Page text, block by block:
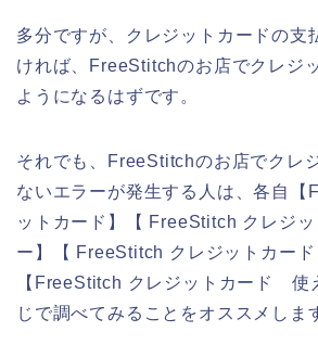
多分ですが、クレジットカードの支
ければ、FreeStitchのお店でクレジ
ようになるはずです。
それでも、FreeStitchのお店でクレ
ないエラーが発生する人は、各自【
ットカード】【 FreeStitch クレジ
ー】【 FreeStitch クレジットカー
【FreeStitch クレジットカード 使
じで調べてみることをオススメしま